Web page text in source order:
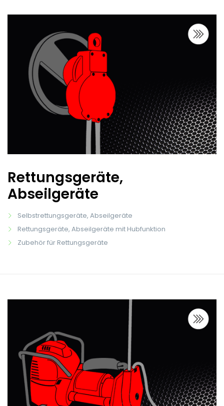
Rettungsgeräte,
Abseilgeräte
Selbstrettungsgeräte, Abseilgeräte
Rettungsgeräte, Abseilgeräte mit Hubfunktion
Zubehör für Rettungsgeräte